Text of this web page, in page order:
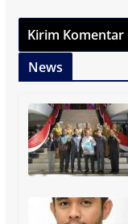
News